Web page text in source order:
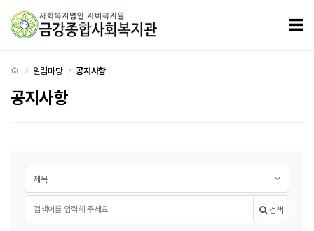
처음으로
알림마당 공지사항
공지사항
검색